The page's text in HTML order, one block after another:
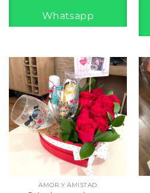
Whatsapp
AMOR Y AMISTAD